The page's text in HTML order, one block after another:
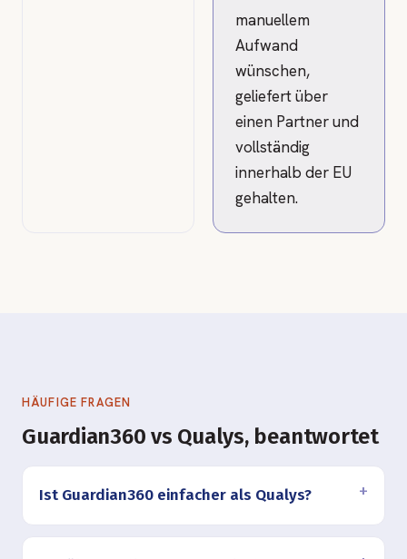
manuellem
Aufwand
wünschen,
geliefert über
einen Partner und
vollständig
innerhalb der EU
gehalten.
HÄUFIGE FRAGEN
Guardian360 vs Qualys, beantwortet
Ist Guardian360 einfacher als Qualys?